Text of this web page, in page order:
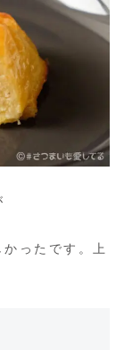
ったです。上